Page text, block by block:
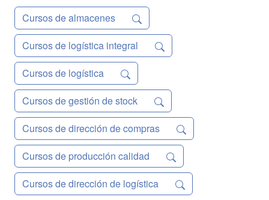
Cursos de almacenes
Cursos de logística integral
Cursos de logística
Cursos de gestión de stock
Cursos de dirección de compras
Cursos de producción calidad
Cursos de dirección de logística